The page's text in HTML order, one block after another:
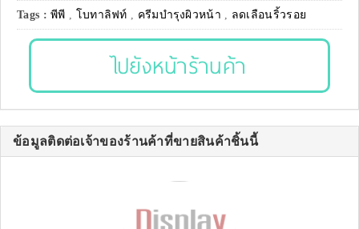
Tags :พีพี , โบทาลิฟท์ , ครีมบำรุงผิวหน้า , ลดเลือนริ้วรอย
ไปยังหน้าร้านค้า
ข้อมูลติดต่อเจ้าของร้านค้าที่ขายสินค้าชิ้นนี้